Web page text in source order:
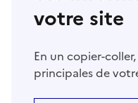
votre site
En un copier-
principales de